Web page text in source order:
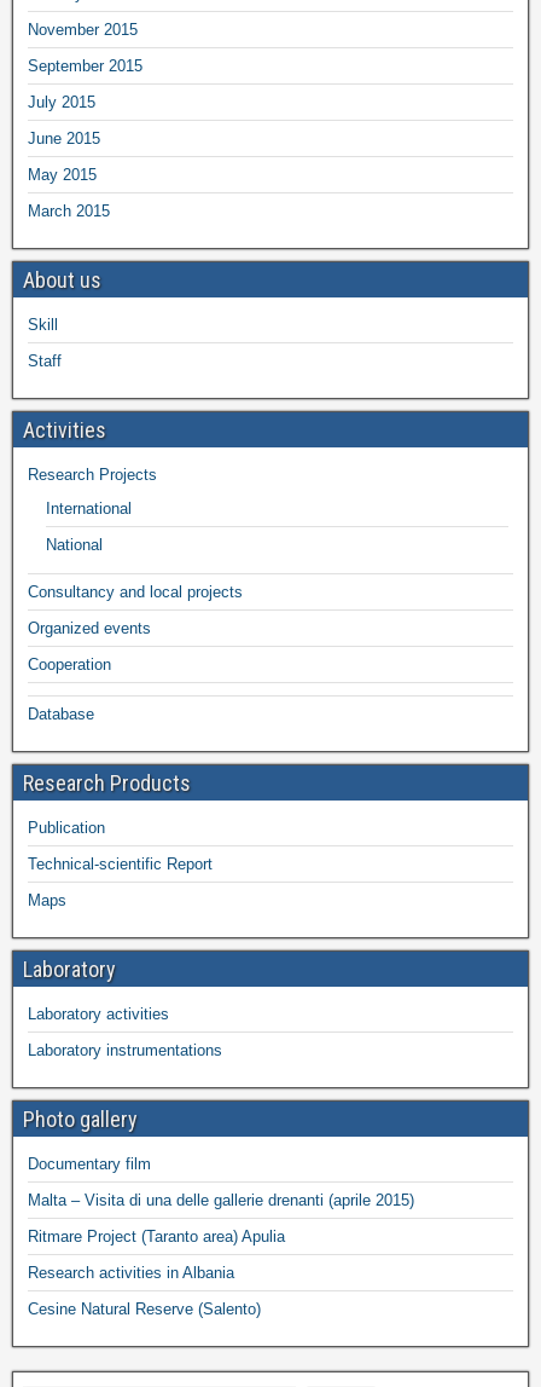
November 2015
September 2015
July 2015
June 2015
May 2015
March 2015
About us
Skill
Staff
Activities
Research Projects
International
National
Consultancy and local projects
Organized events
Cooperation
Database
Research Products
Publication
Technical-scientific Report
Maps
Laboratory
Laboratory activities
Laboratory instrumentations
Photo gallery
Documentary film
Malta – Visita di una delle gallerie drenanti (aprile 2015)
Ritmare Project (Taranto area) Apulia
Research activities in Albania
Cesine Natural Reserve (Salento)